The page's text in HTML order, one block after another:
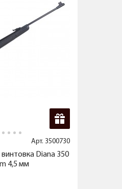
Арт. 3500730
Diana 350
4,5 мм